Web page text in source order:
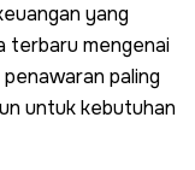
yang
terbaru mengenai
paling
untuk kebutuhan